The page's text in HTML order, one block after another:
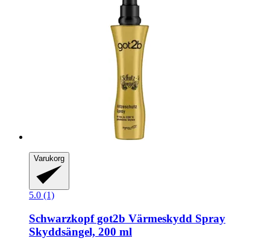
Varukorg
5.0 (1)
Schwarzkopfgot2b Värmeskydd Spray
Skyddsängel, 200 ml